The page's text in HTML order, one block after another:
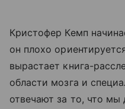
Кристофер Кемп
он плохо
вырастает книга-
области мозга и
отвечают за то, что